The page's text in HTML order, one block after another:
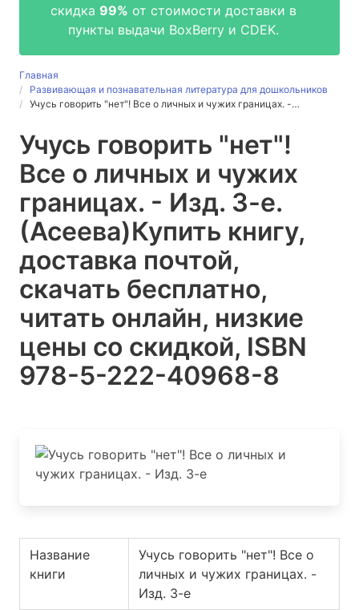
скидка 99% от стоимости доставки в
пункты выдачи BoxBerry и CDEK.
Главная
Развивающая и познавательная литература для дошкольников
Учусь говорить "нет"! Все о личных и чужих границах. -…
Учусь говорить "нет"!
Все о личных и чужих
границах. - Изд. 3-е.
(Асеева)Купить книгу,
доставка почтой,
скачать бесплатно,
читать онлайн, низкие
цены со скидкой, ISBN
978-5-222-40968-8
Название
книги
Учусь говорить "нет"! Все о
личных и чужих границах. -
Изд. 3-е